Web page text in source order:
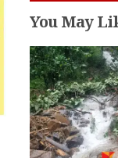
You May